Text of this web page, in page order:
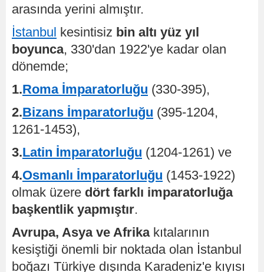
arasında yerini almıştır.
İstanbul kesintisiz bin altı yüz yıl
boyunca, 330'dan 1922'ye kadar olan
dönemde;
1.Roma İmparatorluğu (330-395),
2.Bizans İmparatorluğu (395-1204,
1261-1453),
3.Latin İmparatorluğu (1204-1261) ve
4.Osmanlı İmparatorluğu (1453-1922)
olmak üzere dört farklı imparatorluğa
başkentlik yapmıştır.
Avrupa, Asya ve Afrikakıtalarının
kesiştiği önemli bir noktada olan İstanbul
boğazı Türkiye dışında Karadeniz'e kıyısı